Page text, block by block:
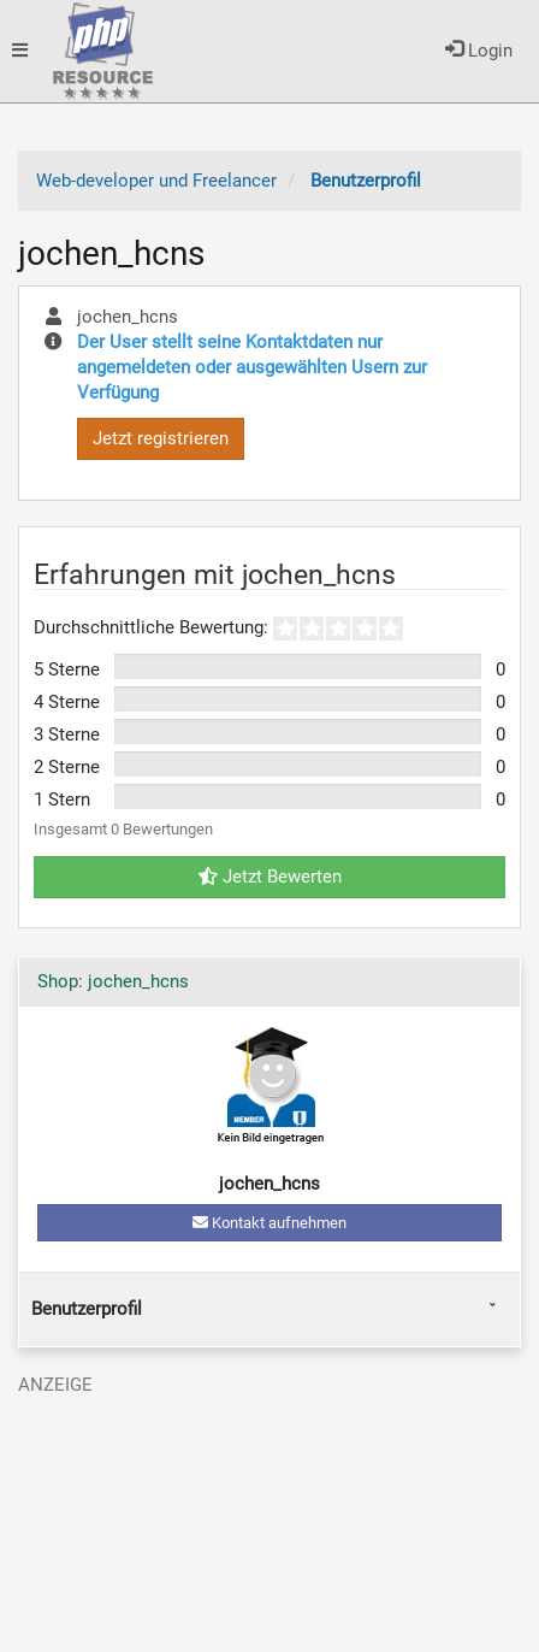
Login
Toggle
Web-developer und Freelancer
Benutzerprofil
jochen_hcns
jochen_hcns
Der User stellt seine Kontaktdaten nur
angemeldeten oder ausgewählten Usern zur
Verfügung
Jetzt registrieren
Erfahrungen mit jochen_hcns
Durchschnittliche Bewertung:
5 Sterne
0
4 Sterne
0
3 Sterne
0
2 Sterne
0
1 Stern
0
Insgesamt 0 Bewertungen
Jetzt Bewerten
Shop: jochen_hcns
jochen_hcns
Kontakt aufnehmen
Benutzerprofil